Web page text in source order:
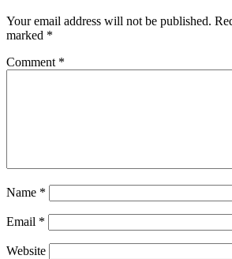
Your email address will not be published.
marked *
Comment *
Name *
Email *
Website